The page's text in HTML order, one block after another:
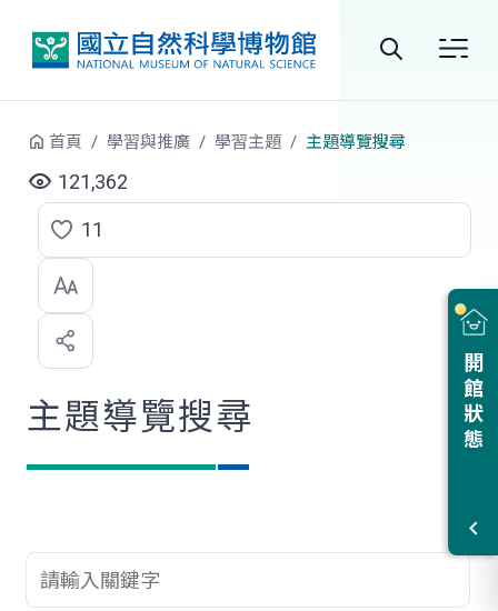
站
尋
開館狀態
首頁 學習與推廣 學習主題 主題導覽搜尋
121,362
點
選
喜
歡
11
主題導覽搜尋
查詢關鍵字